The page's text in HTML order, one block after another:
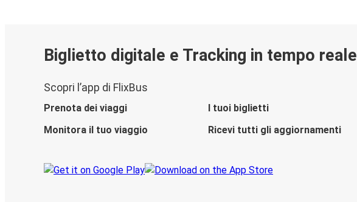
Biglietto digitale e Tracking in tempo reale
Scopri l’app di FlixBus
Prenota dei viaggi
I tuoi biglietti
Monitora il tuo viaggio
Ricevi tutti gli aggiornamenti